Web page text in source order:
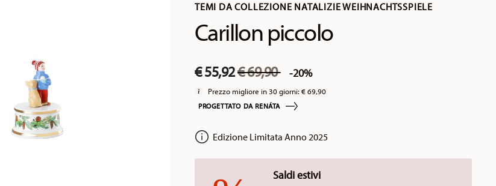
TEMI DA COLLEZIONE NATALIZIE WEIHNACHTSSPIELE
Carillon piccolo
€ 55,92Price reduced from
€ 69,90to-20%
Prezzo migliore in 30 giorni:€ 69,90
PROGETTATO DA RENÁTA
Edizione Limitata Anno 2025
Saldi estivi